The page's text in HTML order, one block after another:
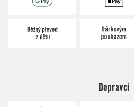
Dopravci